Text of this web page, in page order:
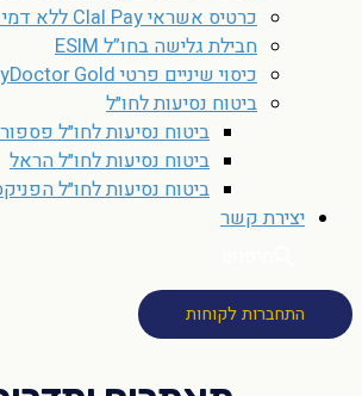
כרטיס אשראי Clal Pay ללא דמי כרטיס
חבילת גלישה בחו”ל ESIM
כיסוי שיניים פרטי MyDoctor Gold
ביטוח נסיעות לחו״ל
ביטוח נסיעות לחו״ל
ביטוח נסיעות לחו״ל הראל
ביטוח נסיעות לחו״ל
יצירת קשר
התחברות לקוחות